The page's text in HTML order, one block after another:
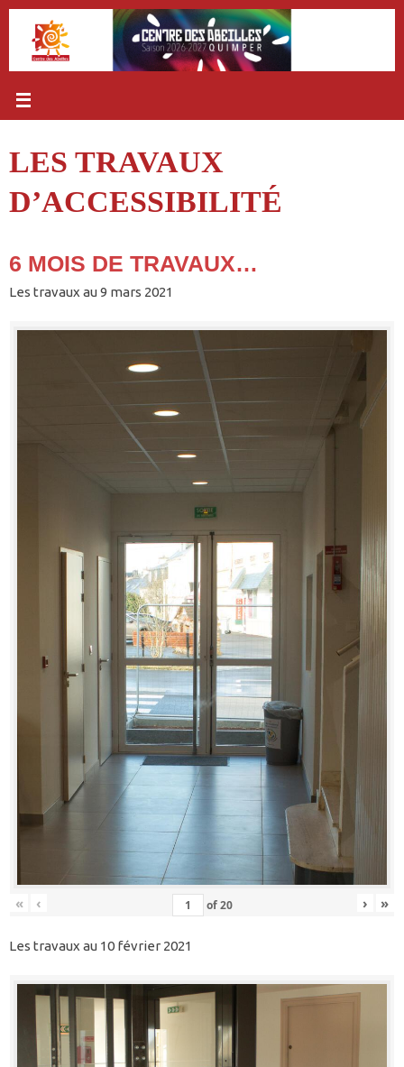
Passer
contenu
LES TRAVAUX
D’ACCESSIBILITÉ
6 MOIS DE TRAVAUX…
Les travaux au 9 mars 2021
« ‹ of20 › »
Les travaux au 10 février 2021